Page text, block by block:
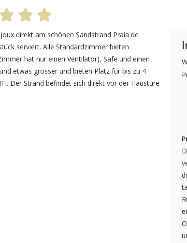
direkt am schönen Sandstrand Praia de
serviert. Alle Standardzimmer bieten
hat nur einen Ventilator), Safe und einen
etwas grösser und bieten Platz für bis zu 4
Der Strand befindet sich direkt vor der Haustüre